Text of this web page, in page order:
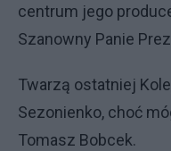
centrum jego
Szanowny Panie
Twarzą ostatniej
Sezonienko, choć
Tomasz Bobcek.